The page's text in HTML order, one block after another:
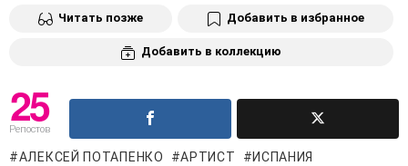
Читать позже Добавить в избранное
Добавить в коллекцию
25
Репостов
АЛЕКСЕЙ ПОТАПЕНКО АРТИСТ
ИСПАНИЯ